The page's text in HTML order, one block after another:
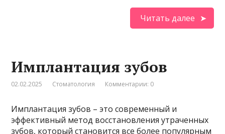
Читать далее
Имплантация зубов
02.02.2025 Стоматология Комментарии: 0
Имплантация зубов – это современный и
эффективный метод восстановления утраченных
зубов, который становится все более популярным